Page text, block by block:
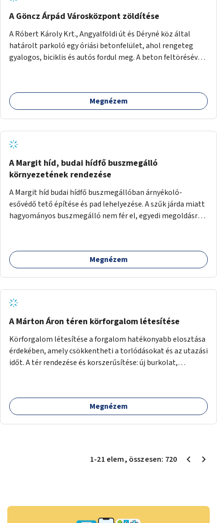
A Göncz Árpád Városközpont zöldítése
A Róbert Károly Krt., Angyalföldi út és Déryné köz által
határolt parkoló egy óriási betonfelület, ahol rengeteg
gyalogos, biciklis és autós fordul meg. A beton feltörésével,
menti járda és a parkoló közé kellene egy zöld sáv,
virágágyásokkal a meglévő fák alá, a lakóépület felőli két
Megnézem
A Margit híd, budai hídfő buszmegálló
környezetének rendezése
A Margit híd budai hídfő buszmegállóban árnyékoló-
esővédő tető építése és pad lehelyezése. A szűk járda miatt
hagyományos buszmegálló nem fér el, egyedi megoldásra
Megnézem
A Márton Áron téren körforgalom létesítése
Körforgalom létesítése a forgalom hatékonyabb elosztása
érdekében, amely csökkentheti a torlódásokat és az utazási
időt. A tér rendezése és korszerűsítése: új burkolat,
időznek.
Megnézem
1-21 elem, összesen: 720